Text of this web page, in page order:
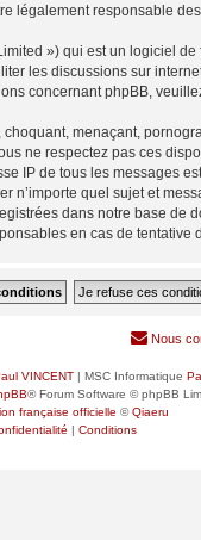
légalement responsable
») qui est un logiciel
les discussions sur
concernant phpBB,
menaçant,
ne respectez pas ces
IP de tous les messages
quel sujet et
dans notre base
en cas de
Nous
VINCENT| MSC Informatique
® Forum Software © phpBB
française officielle ©Qiaeru
| Conditions